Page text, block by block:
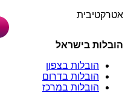
אטרקטיבית
הובלות בישראל
הובלות בצפון
הובלות בדרום
הובלות במרכז